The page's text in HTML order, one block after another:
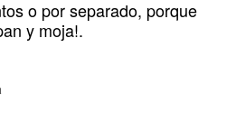
o por separado, porque
y moja!.